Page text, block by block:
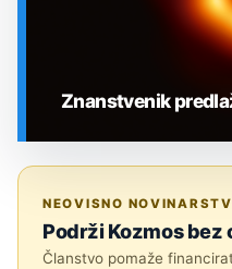
Znanstvenik
NEOVISNO
Podrži Kozmos bez
Članstvo pomaže